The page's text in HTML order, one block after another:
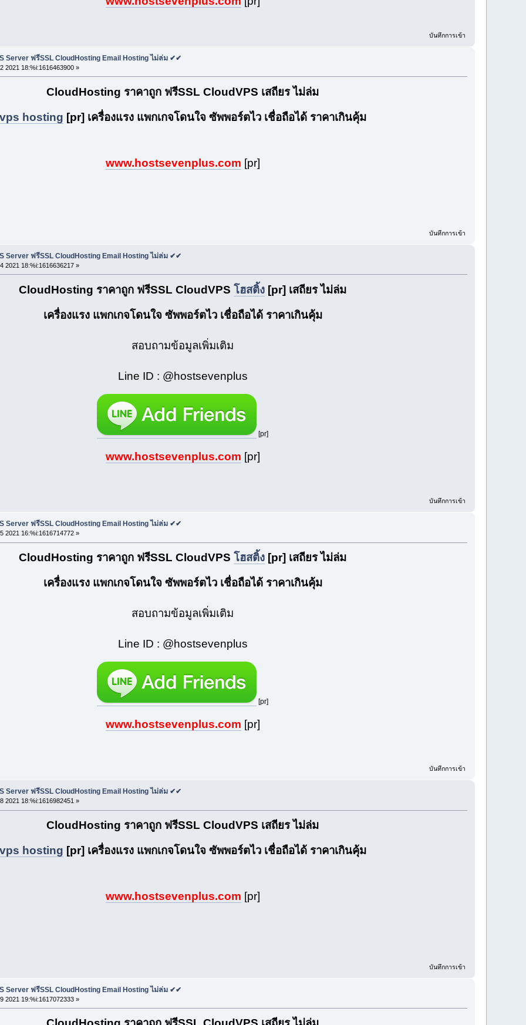
บันทึกการเข้า
Server ฟรีSSL CloudHosting Email Hosting ไม่ล่ม ✔✔
2021 18:%i:1616463900 »
CloudHosting ราคาถูก ฟรีSSL CloudVPS เสถียร ไม่ล่ม
hosting [pr] เครื่องแรง แพกเกจโดนใจ ซัพพอร์ตไว เชื่อถือได้ ราคาเกินคุ้ม
www.hostsevenplus.com [pr]
บันทึกการเข้า
Server ฟรีSSL CloudHosting Email Hosting ไม่ล่ม ✔✔
2021 18:%i:1616636217 »
CloudHosting ราคาถูก ฟรีSSL CloudVPSโฮสติ้ง [pr] เสถียร ไม่ล่ม
เครื่องแรง แพกเกจโดนใจ ซัพพอร์ตไว เชื่อถือได้ ราคาเกินคุ้ม
สอบถามข้อมูลเพิ่มเติม
Line ID : @hostsevenplus
[pr]
www.hostsevenplus.com [pr]
บันทึกการเข้า
Server ฟรีSSL CloudHosting Email Hosting ไม่ล่ม ✔✔
2021 16:%i:1616714772 »
CloudHosting ราคาถูก ฟรีSSL CloudVPSโฮสติ้ง [pr] เสถียร ไม่ล่ม
เครื่องแรง แพกเกจโดนใจ ซัพพอร์ตไว เชื่อถือได้ ราคาเกินคุ้ม
สอบถามข้อมูลเพิ่มเติม
Line ID : @hostsevenplus
[pr]
www.hostsevenplus.com [pr]
บันทึกการเข้า
Server ฟรีSSL CloudHosting Email Hosting ไม่ล่ม ✔✔
2021 18:%i:1616982451 »
CloudHosting ราคาถูก ฟรีSSL CloudVPS เสถียร ไม่ล่ม
hosting [pr] เครื่องแรง แพกเกจโดนใจ ซัพพอร์ตไว เชื่อถือได้ ราคาเกินคุ้ม
www.hostsevenplus.com [pr]
บันทึกการเข้า
Server ฟรีSSL CloudHosting Email Hosting ไม่ล่ม ✔✔
2021 19:%i:1617072333 »